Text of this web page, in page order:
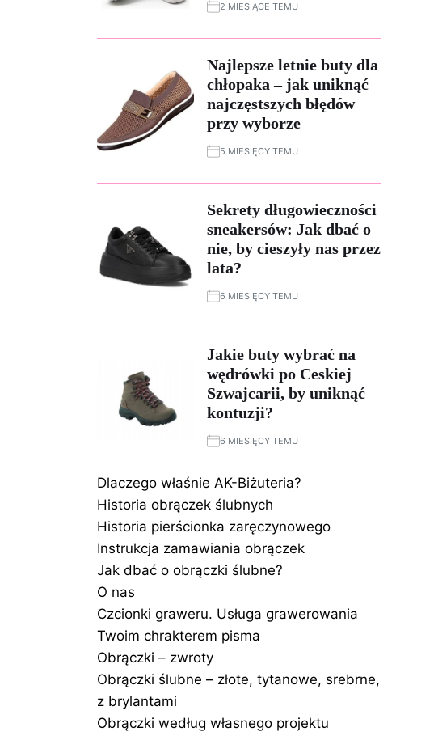
2 MIESIĄCE TEMU
Najlepsze letnie buty dla
chłopaka – jak uniknąć
najczęstszych błędów
przy wyborze
5 MIESIĘCY TEMU
Sekrety długowieczności
sneakersów: Jak dbać o
nie, by cieszyły nas przez
lata?
6 MIESIĘCY TEMU
Jakie buty wybrać na
wędrówki po Ceskiej
Szwajcarii, by uniknąć
kontuzji?
6 MIESIĘCY TEMU
Dlaczego właśnie AK-Biżuteria?
Historia obrączek ślubnych
Historia pierścionka zaręczynowego
Instrukcja zamawiania obrączek
Jak dbać o obrączki ślubne?
O nas
Czcionki graweru. Usługa grawerowania
Twoim chrakterem pisma
Obrączki – zwroty
Obrączki ślubne – złote, tytanowe, srebrne,
z brylantami
Obrączki według własnego projektu